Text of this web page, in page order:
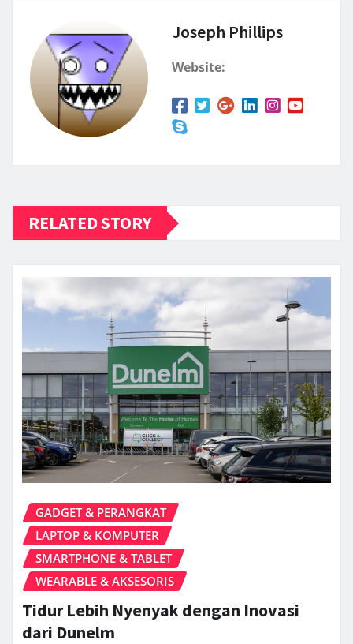
Joseph Phillips
Website:
RELATED STORY
GADGET & PERANGKAT
LAPTOP & KOMPUTER
SMARTPHONE & TABLET
WEARABLE & AKSESORIS
Tidur Lebih Nyenyak dengan Inovasi
dari Dunelm